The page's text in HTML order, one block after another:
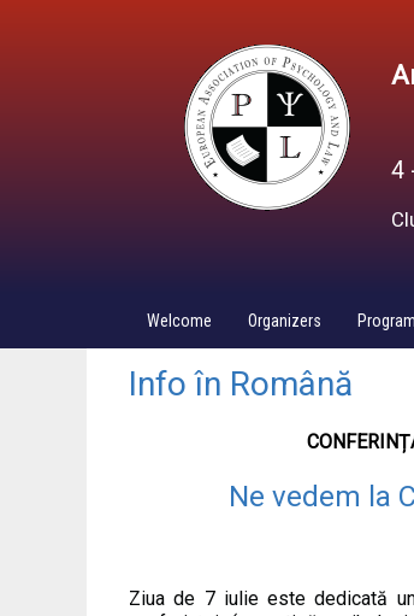
4
Welcome Organizers Program
Info în Română
Ne vedem la
Ziua de 7 iulie este dedicată